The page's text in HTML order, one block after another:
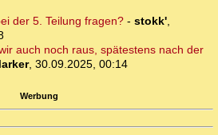
der 5. Teilung fragen?- stokk',
auch noch raus, spätestens nach der
, 30.09.2025, 00:14
Werbung